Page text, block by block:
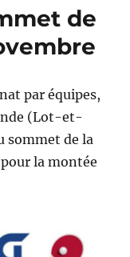
de
par équipes,
(Lot-et-
sommet de la
la montée